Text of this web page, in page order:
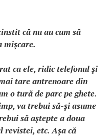
că nu au cum să
mişcare.
ca ele, ridic telefonul şi
tare antrenoare din
o tură de parc pe ghete.
va trebui să-şi asume
să aştepte a doua
etc. Aşa că